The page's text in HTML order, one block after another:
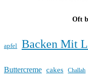
Oft
apfel Backen Mit
Buttercreme cakes Challah